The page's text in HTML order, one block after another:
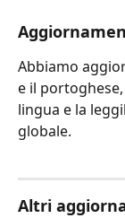
Abbiamo
e il
lingua e la
globale.
Altri